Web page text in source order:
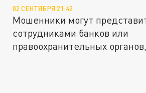
02 СЕНТЯБРЯ 21:42
Мошенники могут
сотрудниками банков или
правоохранительных